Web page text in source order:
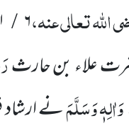
اللّٰہ تعالی عنہ،۶ /
علاء بن حارث
وَاٰلِہٖ وَسَلَّمَنے ارشاد